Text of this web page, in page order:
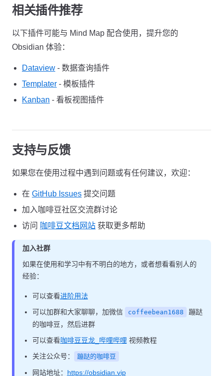
相关插件推荐
以下插件可能与 Mind Map 配合使用，提升您的
Obsidian 体验：
Dataview - 数据查询插件
Templater - 模板插件
Kanban - 看板视图插件
支持与反馈
如果您在使用过程中遇到问题或有任何建议，欢迎：
在 GitHub Issues 提交问题
加入咖啡豆社区交流群讨论
访问 咖啡豆文档网站 获取更多帮助
加入社群
如果在使用和学习中有不明白的地方，或者想看看别人的
经验：
可以查看进阶用法
可以加群和大家聊聊，加微信
coffeebean1688
蹦跶
的咖啡豆，然后进群
可以查看咖啡豆豆龙_哔哩哔哩 视频教程
关注公众号：
蹦跶的咖啡豆
网站地址： https://obsidian.vip